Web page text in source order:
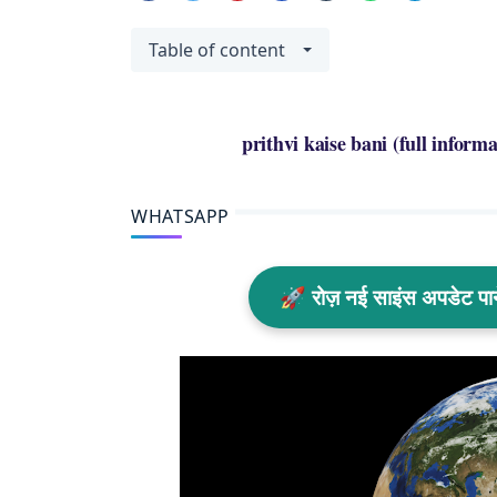
Table of content
prithvi kaise bani (full
WHATSAPP
🚀 रोज़ नई साइंस अपडेट